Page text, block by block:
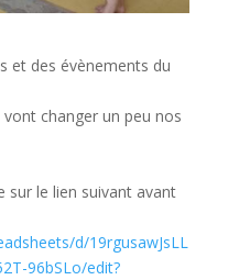
et des évènements du
changer un peu nos
sur le lien suivant avant
d/19rgusawJsLL
96bSLo/edit?